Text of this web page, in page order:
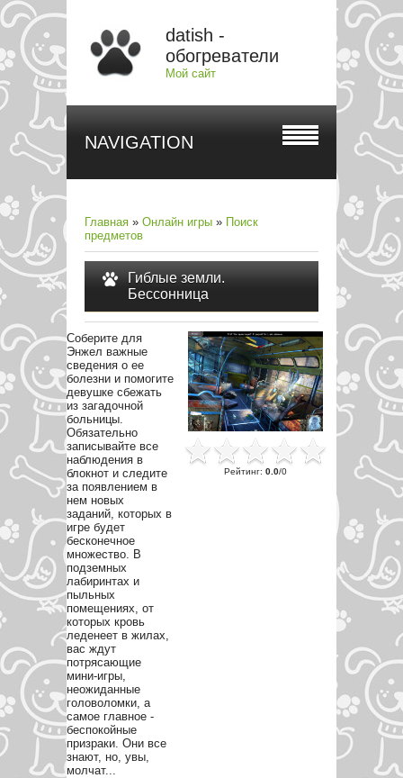
datish -
обогреватели
Мой сайт
NAVIGATION
Главная » Онлайн игры » Поиск
предметов
Гиблые земли.
Бессонница
Соберите для
Энжел важные
сведения о ее
болезни и помогите
девушке сбежать
из загадочной
больницы.
Обязательно
записывайте все
наблюдения в
блокнот и следите
за появлением в
нем новых
заданий, которых в
игре будет
бесконечное
множество. В
подземных
лабиринтах и
пыльных
помещениях, от
которых кровь
леденеет в жилах,
вас ждут
потрясающие
мини-игры,
неожиданные
головоломки, а
самое главное -
беспокойные
призраки. Они все
знают, но, увы,
молчат...
Рейтинг: 0.0/0